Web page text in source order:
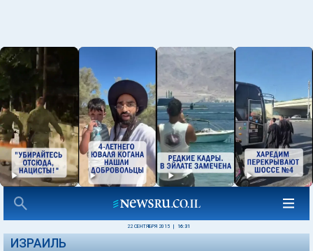
22 СЕНТЯБРЯ 2015 16:31
ИЗРАИЛЬ